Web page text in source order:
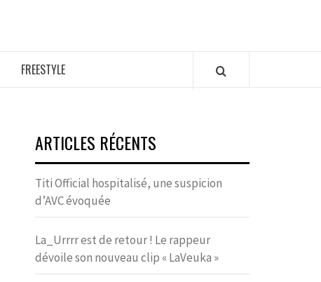
FREESTYLE
ARTICLES RÉCENTS
Titi Official hospitalisé, une suspicion
d’AVC évoquée
La_Urrrr est de retour ! Le rappeur
dévoile son nouveau clip « LaVeuka »